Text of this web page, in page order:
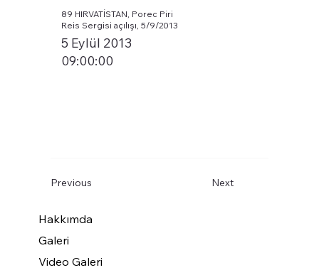
89 HIRVATİSTAN, Porec Piri
Reis Sergisi açılışı, 5/9/2013
5 Eylül 2013
09:00:00
Previous Next
Hakkımda
Galeri
Video Galeri